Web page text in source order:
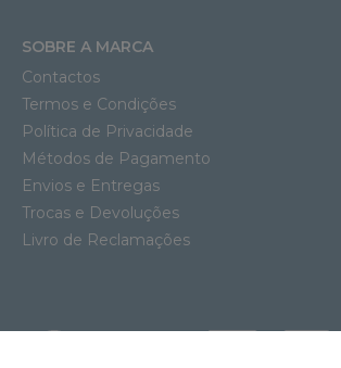
SOBRE A MARCA
Contactos
Termos e Condições
Política de Privacidade
Métodos de Pagamento
Envios e Entregas
Trocas e Devoluções
Livro de Reclamações